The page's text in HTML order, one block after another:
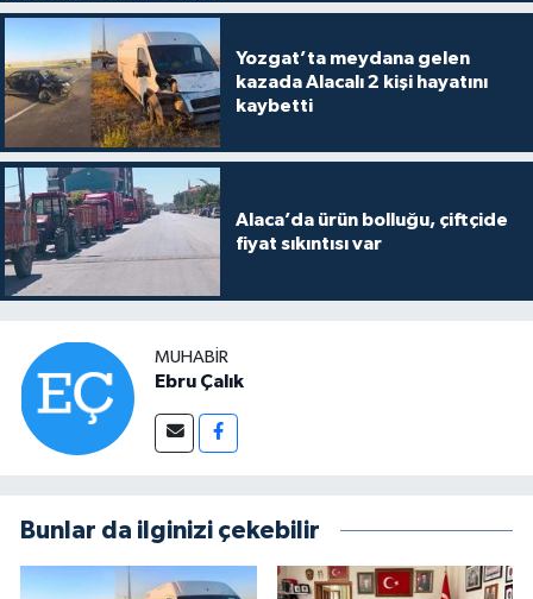
Yozgat’ta meydana gelen
kazada Alacalı 2 kişi hayatını
kaybetti
Alaca’da ürün bolluğu, çiftçide
fiyat sıkıntısı var
MUHABIR
Ebru Çalık
Bunlar da ilginizi çekebilir